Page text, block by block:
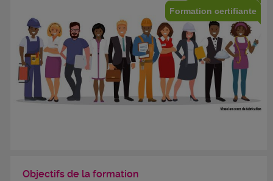
Formation certifiante
Objectifs de la formation